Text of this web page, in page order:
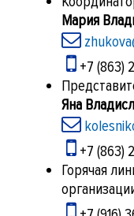
Мария
+7 (863)
Яна
+7 (863)
Горячая